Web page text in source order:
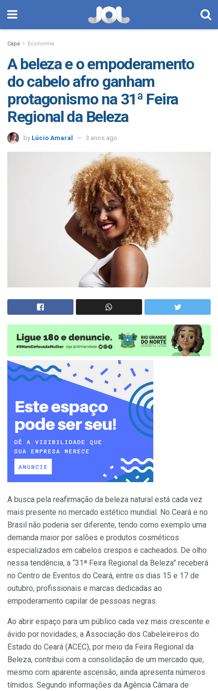
Capa Economia
A beleza e o empoderamento
do cabelo afro ganham
protagonismo na 31ª Feira
Regional da Beleza
by Lúcio Amaral 3 anos ago
A busca pela reafirmação da beleza natural está cada vez
mais presente no mercado estético mundial. No Ceará e no
Brasil não poderia ser diferente, tendo como exemplo uma
demanda maior por salões e produtos cosméticos
especializados em cabelos crespos e cacheados. De olho
nessa tendência, a “31ª Feira Regional da Beleza” receberá
no Centro de Eventos do Ceará, entre os dias 15 e 17 de
outubro, profissionais e marcas dedicadas ao
empoderamento capilar de pessoas negras.
Ao abrir espaço para um público cada vez mais crescente e
ávido por novidades, a Associação dos Cabeleireiros do
Estado do Ceará (ACEC), por meio da Feira Regional da
Beleza, contribui com a consolidação de um mercado que,
mesmo com aparente ascensão, ainda apresenta números
tímidos. Segundo informações da Agência Câmara de